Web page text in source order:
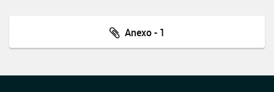
Anexo - 1